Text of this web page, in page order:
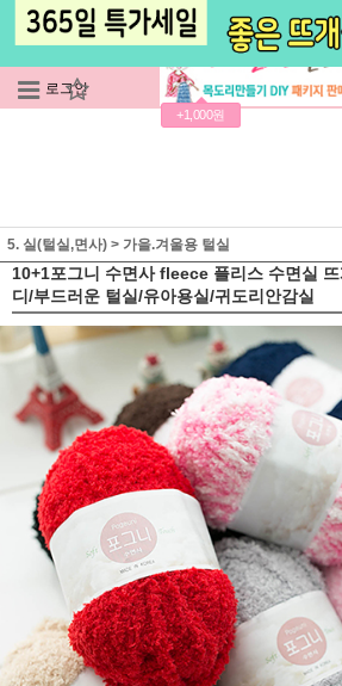
로그인 회원가입
+1,000원
주문
5. 실(털실,면사) > 가을.겨울용 털실
10+1포그니 수면사 fleece 플리스 수면실
디/부드러운 털실/유아용실/귀도리안감실